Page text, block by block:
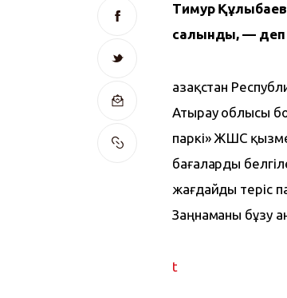
Тимур
салынды, — деп
Қазақстан
Атырау облысы
паркі» ЖШС
бағаларды
жағдайды теріс
Заңнаманы бұзу
t